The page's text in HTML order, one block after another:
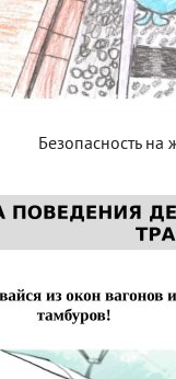
Безопасность на